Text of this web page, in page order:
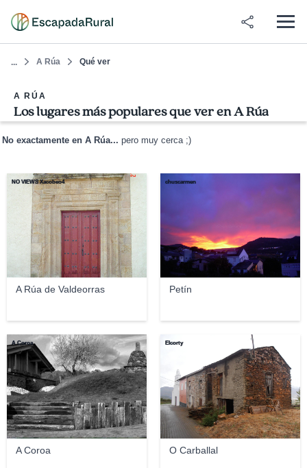
... A Rúa Qué ver
A RÚA
Los lugares más populares que ver en A Rúa
No exactamente en A Rúa... pero muy cerca ;)
A Rúa de Valdeorras
NO VIEWS Xacobeo4
Petín
chuscarmen
A Coroa
A Coroa
O Carballal
Elcorty